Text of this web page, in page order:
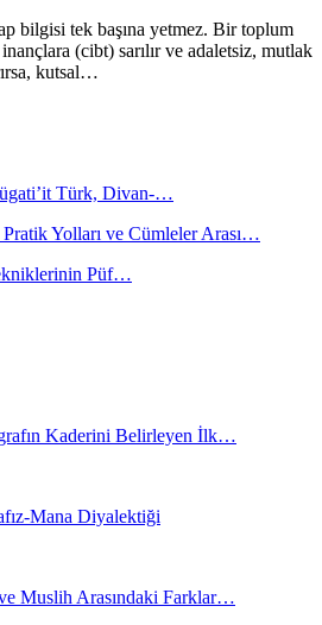
bilgisi tek başına yetmez. Bir toplum
inançlara (cibt) sarılır ve adaletsiz, mutlak
kutsal…
Türk, Divan-…
Yolları ve Cümleler Arası…
Püf…
Kaderini Belirleyen İlk…
Mana Diyalektiği
Muslih Arasındaki Farklar…